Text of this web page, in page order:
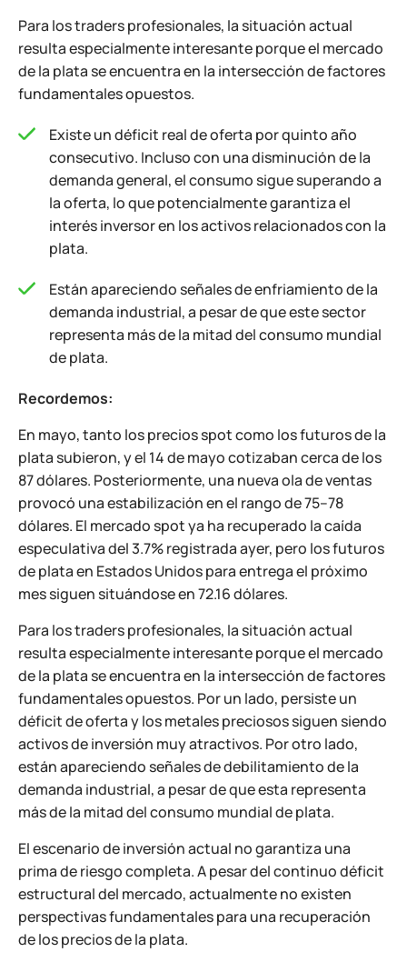
Para los traders profesionales, la situación actual
resulta especialmente interesante porque el mercado
de la plata se encuentra en la intersección de factores
fundamentales opuestos.
Existe un déficit real de oferta por quinto año
consecutivo. Incluso con una disminución de la
demanda general, el consumo sigue superando a
la oferta, lo que potencialmente garantiza el
interés inversor en los activos relacionados con la
plata.
Están apareciendo señales de enfriamiento de la
demanda industrial, a pesar de que este sector
representa más de la mitad del consumo mundial
de plata.
Recordemos:
En mayo, tanto los precios spot como los futuros de la
plata subieron, y el 14 de mayo cotizaban cerca de los
87 dólares. Posteriormente, una nueva ola de ventas
provocó una estabilización en el rango de 75–78
dólares. El mercado spot ya ha recuperado la caída
especulativa del 3.7% registrada ayer, pero los futuros
de plata en Estados Unidos para entrega el próximo
mes siguen situándose en 72.16 dólares.
Para los traders profesionales, la situación actual
resulta especialmente interesante porque el mercado
de la plata se encuentra en la intersección de factores
fundamentales opuestos. Por un lado, persiste un
déficit de oferta y los metales preciosos siguen siendo
activos de inversión muy atractivos. Por otro lado,
están apareciendo señales de debilitamiento de la
demanda industrial, a pesar de que esta representa
más de la mitad del consumo mundial de plata.
El escenario de inversión actual no garantiza una
prima de riesgo completa. A pesar del continuo déficit
estructural del mercado, actualmente no existen
perspectivas fundamentales para una recuperación
de los precios de la plata.